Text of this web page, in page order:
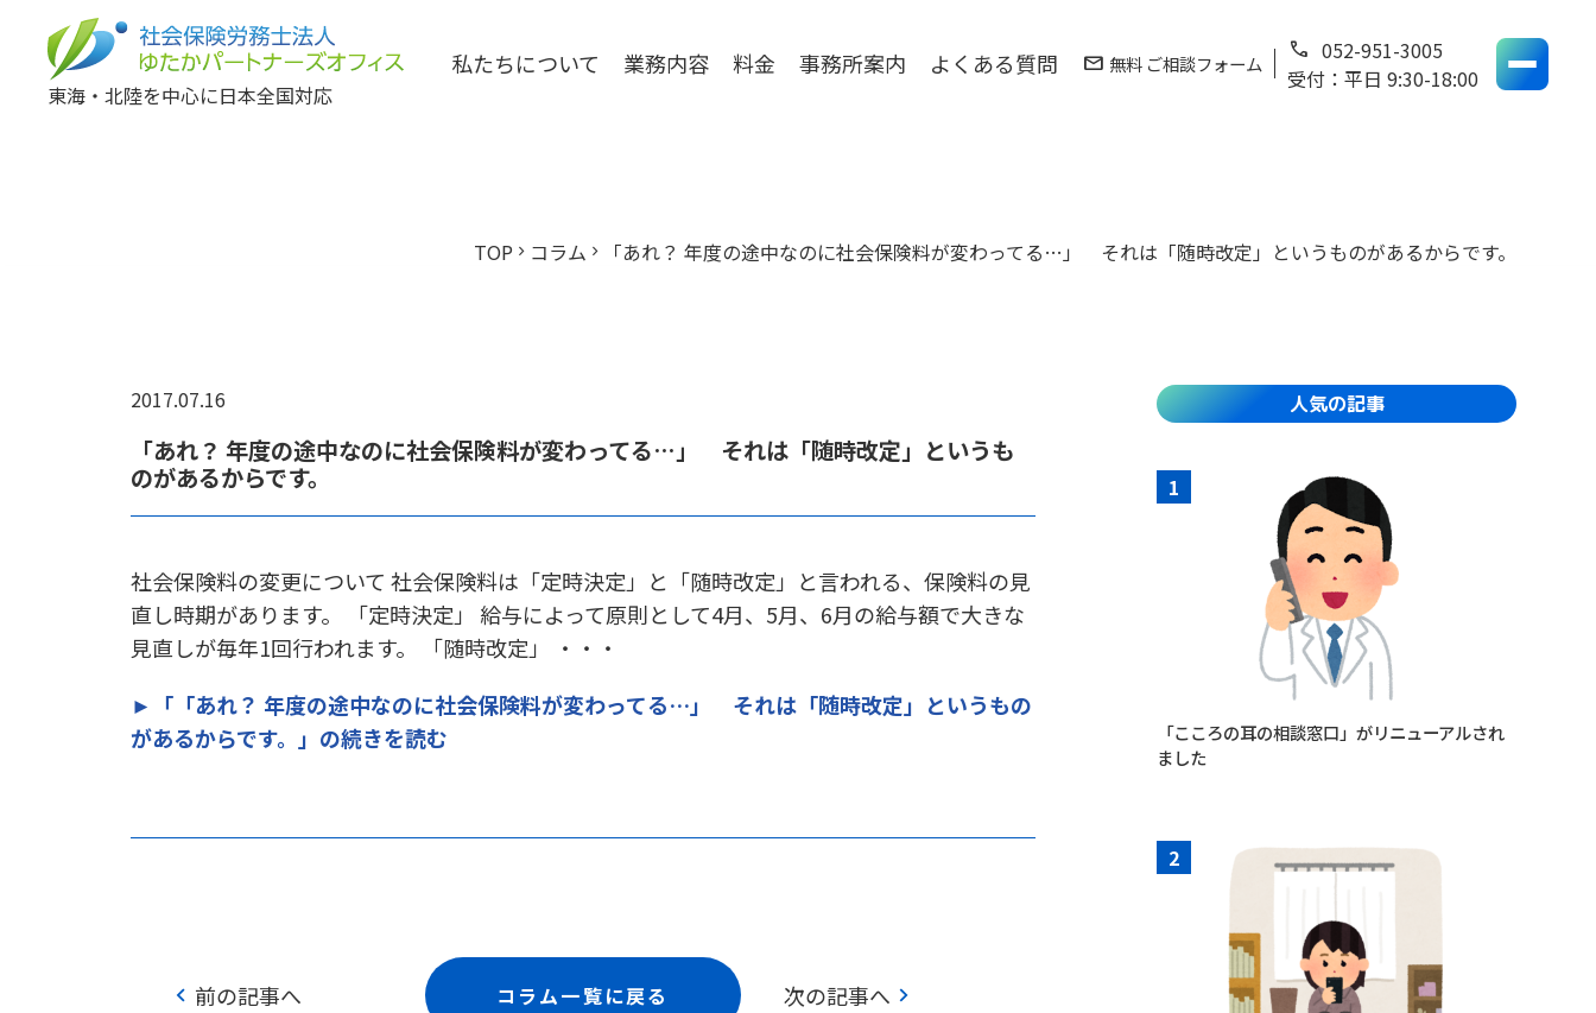
東海・北陸を中心に日本全国対応
私たちについて 業務内容 料金 事務所案内 よくある質問 mail 無料 ご相談フォーム
phone 052-951-3005
受付：平日 9:30-18:00
TOP chevron_right コラム chevron_right 「あれ？ 年度の途中なのに社会保険料が変わってる…」 それは「随時改定」というものがあるからです。
2017.07.16
「あれ？ 年度の途中なのに社会保険料が変わってる…」 それは「随時改定」というも
のがあるからです。
社会保険料の変更について 社会保険料は「定時決定」と「随時改定」と言われる、保険料の見
直し時期があります。 「定時決定」 給与によって原則として4月、5月、6月の給与額で大きな
見直しが毎年1回行われます。 「随時改定」 ・・・
►「「あれ？ 年度の途中なのに社会保険料が変わってる…」 それは「随時改定」というもの
があるからです。」の続きを読む
chevron_left 前の記事へ コラム一覧に戻る 次の記事へ chevron_right
人気の記事
1
「こころの耳の相談窓口」がリニューアルされ
ました
2